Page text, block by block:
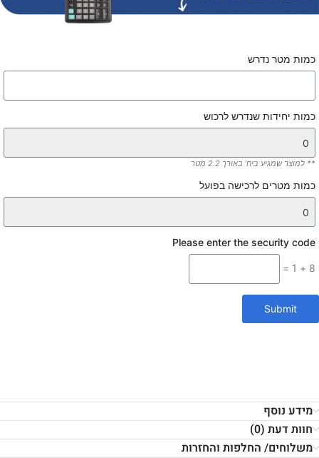
כמות מטר נדרש
כמות יחידות שנדרש לרכוש
** למוצר שמגיע ביח' באורך 2.2 מטר
כמות מטרים לרכישה בפועל
Please enter the security code
8 + 1 =
Submit
מידע נוסף
חוות דעת (0)
משלוחים/ החלפות והחזרות